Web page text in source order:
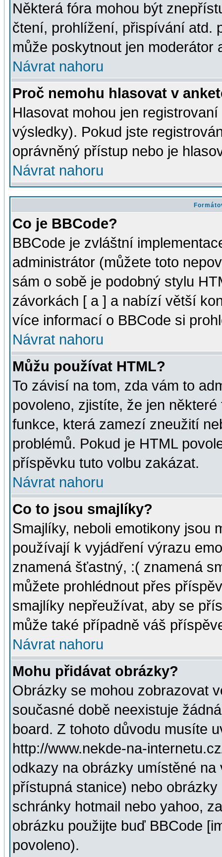
Některá fóra mohou být
čtení, prohlížení, přispívání atd.
může poskytnout jen moderátor
Návrat nahoru
Proč nemohu hlasovat v
Hlasovat mohou jen
výsledky). Pokud jste
oprávněný přístup nebo je
Návrat nahoru
Co je BBCode?
BBCode je zvláštní
administrátor (můžete toto
sám o sobě je podobný stylu
závorkách [ a ] a nabízí větší
více informací o BBCode si
Návrat nahoru
Můžu používat HTML?
To závisí na tom, zda vám to
povoleno, zjistíte, že jen
funkce, která zamezí zneužití
problémů. Pokud je HTML
příspěvku tuto volbu zakázat.
Návrat nahoru
Co to jsou smajlíky?
Smajlíky, neboli emotikony jsou
používají k vyjádření výrazu
znamená šťastný, :( znamená
můžete prohlédnout přes
smajlíky nepřeužívat, aby se
může také případně váš
Návrat nahoru
Mohu přidávat obrázky?
Obrázky se mohou zobrazovat
současné době neexistuje
board. Z tohoto důvodu musíte
http://www.nekde-na-
odkazy na obrázky umístěné
přístupná stanice) nebo
schránky hotmail nebo yahoo,
obrázku použijte buď BBCode
povoleno).